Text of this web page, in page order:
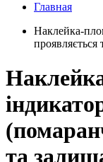
Главная
Наклейка-
проявляється
та